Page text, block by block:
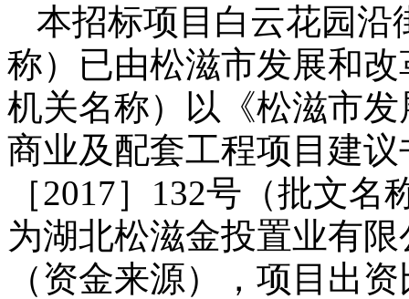
本招标项目白云花园沿
称）已由松滋市发展和
机关名称）以《松滋市
商业及配套工程项目建
［2017］ 132号（批文名
为湖北松滋金投置业有
（资金来源），项目出